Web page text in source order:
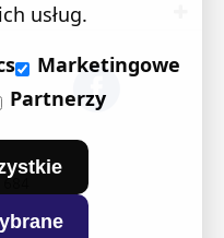
usług.
Marketingowe
Partnerzy